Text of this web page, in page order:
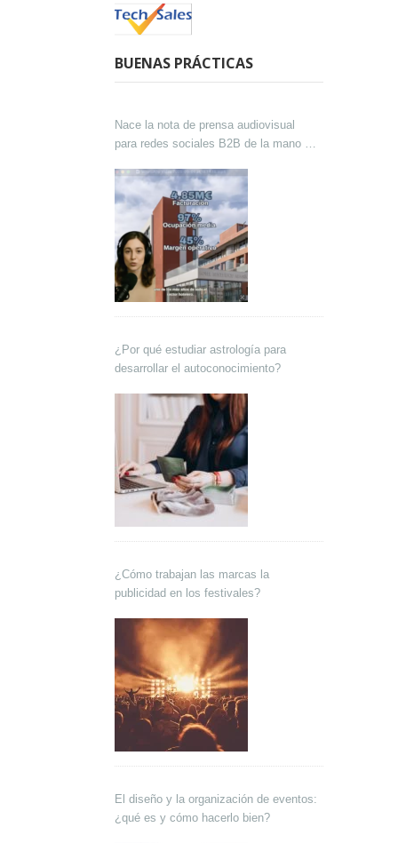
BUENAS PRÁCTICAS
Nace la nota de prensa audiovisual
para redes sociales B2B de la mano de
¿Por qué estudiar astrología para
desarrollar el autoconocimiento?
¿Cómo trabajan las marcas la
publicidad en los festivales?
El diseño y la organización de eventos:
¿qué es y cómo hacerlo bien?